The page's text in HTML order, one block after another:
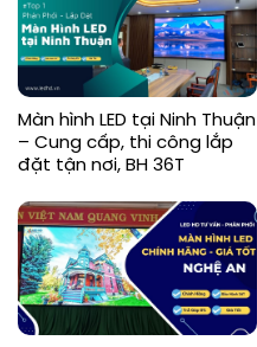
Màn hình LED tại Ninh Thuận
– Cung cấp, thi công lắp
đặt tận nơi, BH 36T